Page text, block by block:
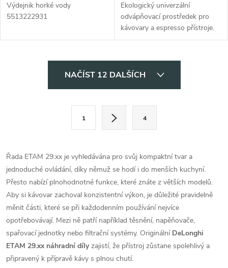
Výdejnik horké vody
5513222931
Ekologický univerzální
odvápňovací prostředek pro
kávovary a espresso přístroje.
Objem 100 ml.
d
a
c
í
p
r
NAČÍST 12 DALŠÍCH
á
n
k
o
v
á
n
í
1 4
Řada ETAM 29.xx je vyhledávána pro svůj kompaktní tvar a
jednoduché ovládání, díky němuž se hodí i do menších kuchyní.
Přesto nabízí plnohodnotné funkce, které znáte z větších modelů.
Aby si kávovar zachoval konzistentní výkon, je důležité pravidelně
měnit části, které se při každodenním používání nejvíce
opotřebovávají. Mezi ně patří například těsnění, napěňovače,
spařovací jednotky nebo filtrační systémy. Originální DeLonghi
ETAM 29.xx náhradní dílyzajistí, že přístroj zůstane spolehlivý a
připravený k přípravě kávy s plnou chutí.